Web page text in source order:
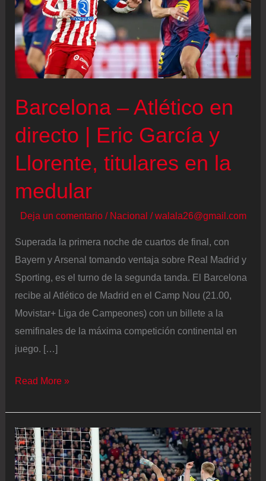
Barcelona – Atlético en
directo | Eric García y
Llorente, titulares en la
medular
Deja un comentario / Nacional /walala26@gmail.com
Superada la primera noche de cuartos de final, con
Bayern y Arsenal tomando ventaja sobre Real Madrid y
Sporting, es el turno de la segunda tanda. El Barcelona
recibe al Atlético de Madrid en el Camp Nou (21.00,
Movistar+ Liga de Campeones) con un billete a la
semifinales de la máxima competición continental en
juego. […]
Barcelona
Atlético
en
directo
|
Read More »